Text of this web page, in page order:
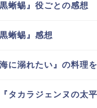
蜥蜴』役ごとの感想
蜥蜴』感想
海に溺れたい』の料理
タカラジェンヌの太